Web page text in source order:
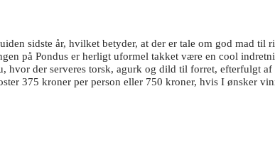
sidste år, hvilket betyder, at der er tale om god mad til
på Pondus er herligt uformel takket være en cool
der serveres torsk, agurk og dild til forret, efterfulgt
375 kroner per person eller 750 kroner, hvis I ønsker